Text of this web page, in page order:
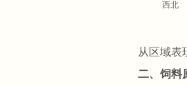
西北
从区域表
二、饲料